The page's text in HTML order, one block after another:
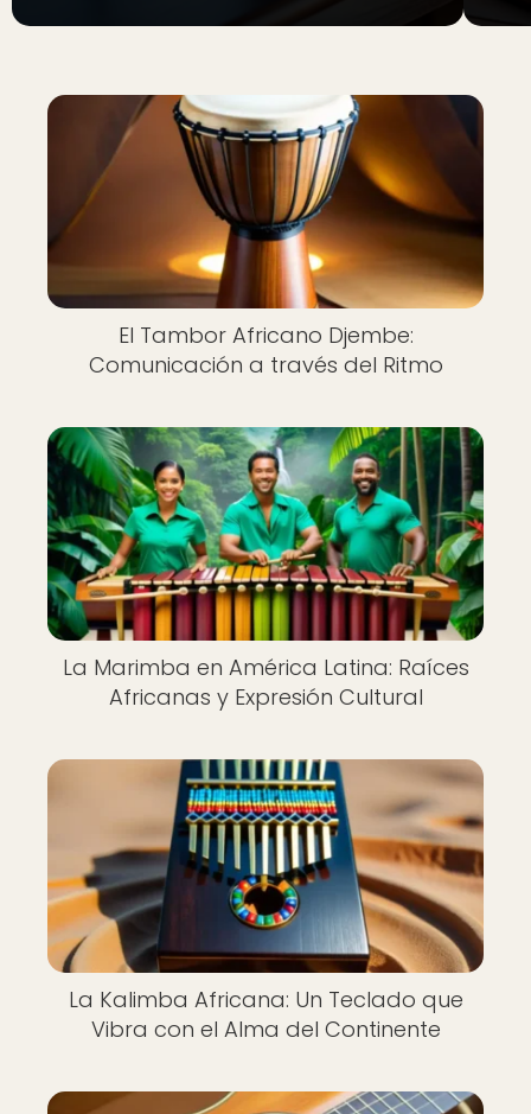
El Tambor Africano Djembe:
Comunicación a través del Ritmo
La Marimba en América Latina: Raíces
Africanas y Expresión Cultural
La Kalimba Africana: Un Teclado que
Vibra con el Alma del Continente